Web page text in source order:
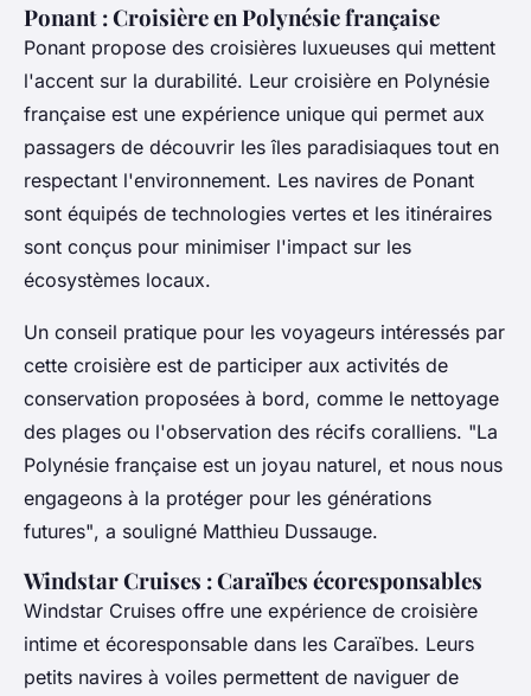
Ponant : Croisière en Polynésie française
Ponant propose des croisières luxueuses qui mettent
l'accent sur la durabilité. Leur croisière en Polynésie
française est une expérience unique qui permet aux
passagers de découvrir les îles paradisiaques tout en
respectant l'environnement. Les navires de Ponant
sont équipés de technologies vertes et les itinéraires
sont conçus pour minimiser l'impact sur les
écosystèmes locaux.
Un conseil pratique pour les voyageurs intéressés par
cette croisière est de participer aux activités de
conservation proposées à bord, comme le nettoyage
des plages ou l'observation des récifs coralliens. "La
Polynésie française est un joyau naturel, et nous nous
engageons à la protéger pour les générations
futures", a souligné Matthieu Dussauge.
Windstar Cruises : Caraïbes écoresponsables
Windstar Cruises offre une expérience de croisière
intime et écoresponsable dans les Caraïbes. Leurs
petits navires à voiles permettent de naviguer de